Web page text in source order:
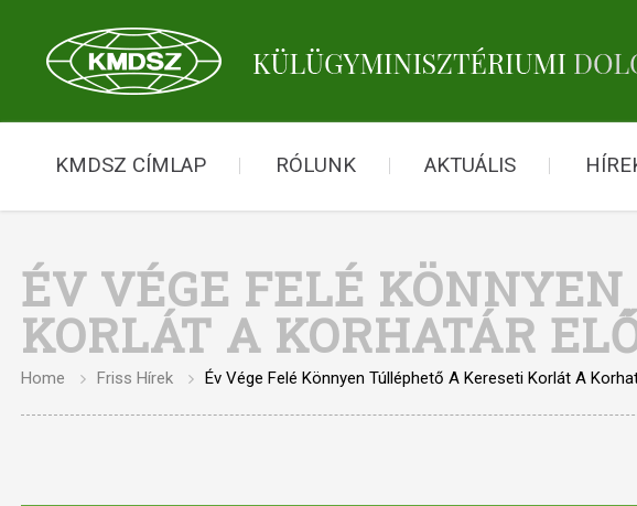
KMDSZ CÍMLAP RÓLUNK AKTUÁLIS
ÉV VÉGE FELÉ
KORLÁT A KORHATÁR
Home Friss Hírek Év Vége Felé Könnyen Túlléphető A Kereseti Korlát A